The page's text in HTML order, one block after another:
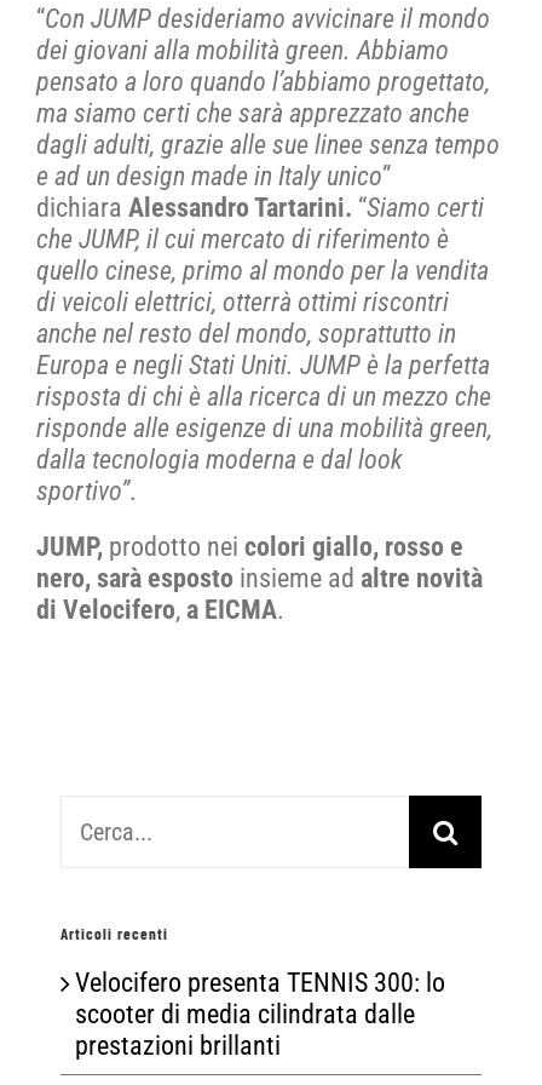
“Con JUMP desideriamo avvicinare il mondo
dei giovani alla mobilità green. Abbiamo
pensato a loro quando l’abbiamo progettato,
ma siamo certi che sarà apprezzato anche
dagli adulti, grazie alle sue linee senza tempo
e ad un design made in Italy unico”
dichiara Alessandro Tartarini. “Siamo certi
che JUMP, il cui mercato di riferimento è
quello cinese, primo al mondo per la vendita
di veicoli elettrici, otterrà ottimi riscontri
anche nel resto del mondo, soprattutto in
Europa e negli Stati Uniti. JUMP è la perfetta
risposta di chi è alla ricerca di un mezzo che
risponde alle esigenze di una mobilità green,
dalla tecnologia moderna e dal look
sportivo”.
JUMP, prodotto nei colori giallo, rosso e
nero, sarà esposto insieme ad altre novità
di Velocifero, a EICMA.
per:
Articoli recenti
Velocifero presenta TENNIS 300: lo
scooter di media cilindrata dalle
prestazioni brillanti